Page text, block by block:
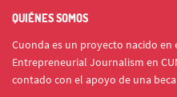
QUIÉNES SOMOS
Cuonda es un proyecto nacido en
Entrepreneurial Journalism en
contado con el apoyo de una